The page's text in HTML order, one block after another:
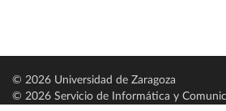
© 2026 Universidad de Zaragoza
© 2026 Servicio de Informática y